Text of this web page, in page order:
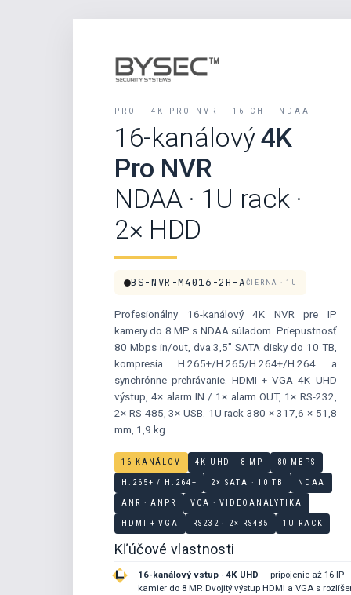
PRO · 4K PRO NVR · 16-CH · NDAA
16-kanálový4K
Pro NVR
NDAA · 1U rack ·
2× HDD
BS-NVR-M4016-2H-AČIERNA · 1U
Profesionálny 16-kanálový 4K NVR pre IP
kamery do 8 MP s NDAA súladom. Priepustnosť
80 Mbps in/out, dva 3,5″ SATA disky do 10 TB,
kompresia H.265+/H.265/H.264+/H.264 a
synchrónne prehrávanie. HDMI + VGA 4K UHD
výstup, 4× alarm IN / 1× alarm OUT, 1× RS-232,
2× RS-485, 3× USB. 1U rack 380 × 317,6 × 51,8
mm, 1,9 kg.
16 KANÁLOV 4K UHD · 8 MP
80 MBPS
H.265+ / H.264+
2× SATA · 10 TB
NDAA
ANR · ANPR
VCA · VIDEOANALYTIKA
HDMI + VGA
RS232 · 2× RS485 1U RACK
Kľúčové vlastnosti
16-kanálový vstup · 4K UHD — pripojenie až 16 IP
kamier do 8 MP. Dvojitý výstup HDMI a VGA s